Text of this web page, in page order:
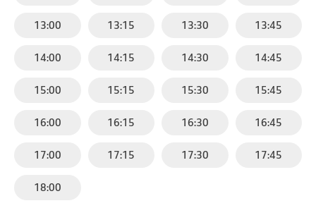
13:00 13:15 13:30 13:45
14:00 14:15 14:30 14:45
15:00 15:15 15:30 15:45
16:00 16:15 16:30 16:45
17:00 17:15 17:30 17:45
18:00